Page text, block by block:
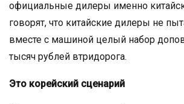
официальные дилеры именно
говорят, что китайские дилеры не
вместе с машиной целый набор
тысяч рублей втридорога.
Это корейский сценарий